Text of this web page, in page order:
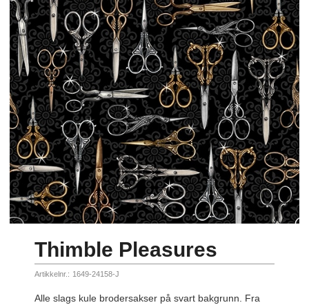
Thimble Pleasures
Artikkelnr.: 1649-24158-J
Alle slags kule brodersakser på svart bakgrunn. Fra